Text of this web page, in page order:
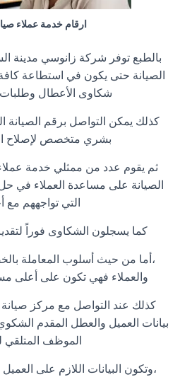
ارقام خدمة عملاء
بالطبع توفر شركة زانوسي مدينة
الصيانة حتى يكون في استطاعة
شكاوى الأعطال
كذلك يمكن التواصل برقم الصيانة
بشري متخصص لإصلاح
ثم يقوم عدد من ممثلي خدمة
الصيانة على مساعدة العملاء في
التي تواجههم مع
كما يسجلون الشكاوى فوراً
،أما من حيث أسلوب المعاملة
والعملاء فهي تكون على أعلى
كذلك عند التواصل مع مركز
بيانات العميل والعطل المقدم
الموظف المتلقي
،وتكون البيانات اللازم على